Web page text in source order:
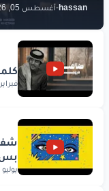
hassan
-أغسطس 05, 2026
فبراير 03, 2026
يوليو 17, 2026